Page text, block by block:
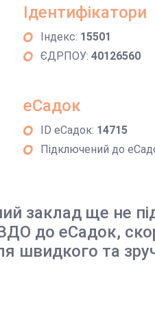
Ідентифікатори
Індекс: 15501
ЄДРПОУ: 40126560
еСадок
ID еСадок: 14715
Підключений до
заклад ще не
до еСадок,
швидкого та